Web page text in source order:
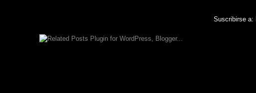
Suscribirse a: